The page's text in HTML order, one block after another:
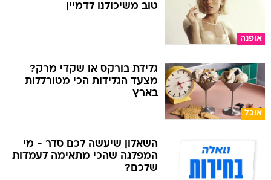
אופנה
טוב משיכולנו לדמיין
אוכל
גלידת בורקס או שקדי מרק?
מצעד הגלידות הכי מטורללות
בארץ
השאלון שיעשה לכם סדר - מי
המפלגה שהכי מתאימה לעמדות
שלכם?